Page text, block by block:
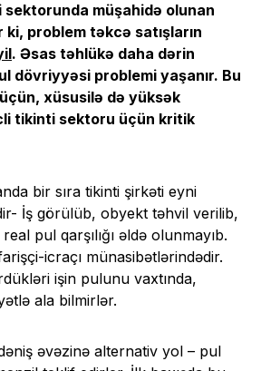
müşahidə olunan
problem təkcə satışların
. Əsas təhlükə daha dərin
dövriyyəsi problemi yaşanır. Bu
xüsusilə də yüksək
tikinti sektoru üçün kritik
bir sıra tikinti şirkəti eyni
İş görülüb, obyekt təhvil verilib,
pul qarşılığı əldə olunmayıb.
icraçı münasibətlərindədir.
işin pulunu vaxtında,
ala bilmirlər.
əvəzinə alternativ yol – pul